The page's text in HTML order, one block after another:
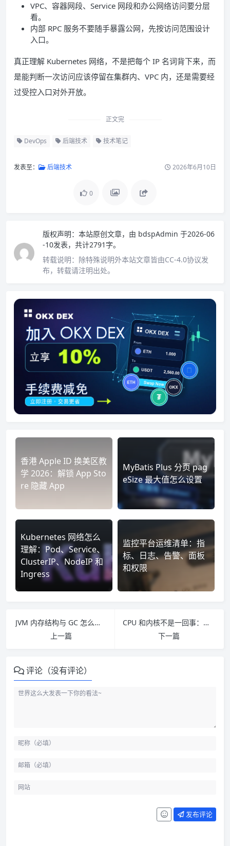
VPC、容器网段、Service 网段和办公网络访问要分层
看。
内部 RPC 服务不要随手暴露公网，先按访问范围设计
入口。
真正理解 Kubernetes 网络，不是把每个 IP 名词背下来，而
是能判断一次访问应该停留在集群内、VPC 内，还是需要经
过受控入口对外开放。
正文完
DevOps 后端技术 技术笔记
发表至： 后端技术 2026年6月10日
0
版权声明： 本站原创文章，由 bdspAdmin 于2026-06
-10发表，共计2791字。
转载说明： 除特殊说明外本站文章皆由CC-4.0协议发
布，转载请注明出处。
香港 Apple ID 换美区教
学 2026：解锁 App Sto
re 隐藏 App
MyBatis Plus 分页 pag
eSize 最大值怎么设置
Kubernetes 网络怎么
理解：Pod、Service、
ClusterIP、NodeIP 和
Ingress
监控平台运维清单：指
标、日志、告警、面板
和权限
JVM 内存结构与 GC 怎么理解：运行时数据区、元空间和排障案例
上一篇
CPU 和内核不是一回事：从阻塞 IO 到非阻塞 IO 怎么理解
下一篇
评论（没有评论）
发布评论
ClusterIP 只适合集群内部